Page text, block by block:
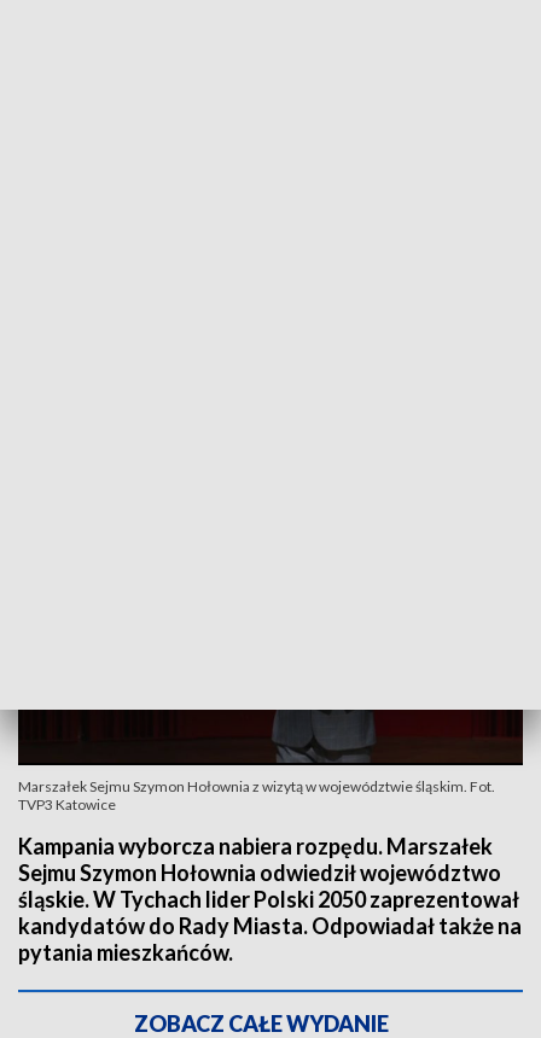
Marszałek Sejmu Szymon Hołownia z wizytą w województwie śląskim. Fot.
TVP3 Katowice
Kampania wyborcza nabiera rozpędu. Marszałek
Sejmu Szymon Hołownia odwiedził województwo
śląskie. W Tychach lider Polski 2050 zaprezentował
kandydatów do Rady Miasta. Odpowiadał także na
pytania mieszkańców.
ZOBACZ CAŁE WYDANIE